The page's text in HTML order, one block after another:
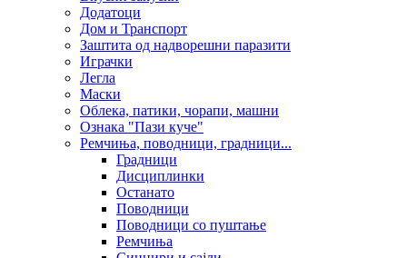
Додатоци
Дом и Транспорт
Заштита од надворешни паразити
Играчки
Легла
Маски
Облека, патики, чорапи, машни
Ознака "Пази куче"
Ремчиња, поводници, градници...
Градници
Дисциплинки
Останато
Поводници
Поводници со пуштање
Ремчиња